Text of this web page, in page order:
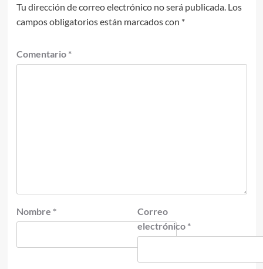
Tu dirección de correo electrónico no será publicada. Los
campos obligatorios están marcados con *
Comentario *
Nombre *
Correo
electrónico *